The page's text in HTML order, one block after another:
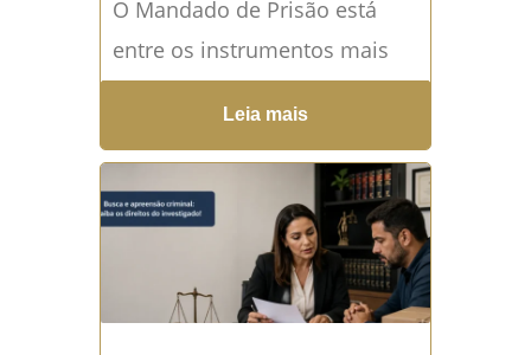
O Mandado de Prisão está
entre os instrumentos mais
severos do sistema penal
brasileiro. Afinal, uma ordem
judicial de prisão pode alterar
completamente...Leia mais →
Leia mais